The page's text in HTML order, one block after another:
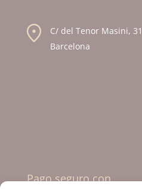
C/ del Tenor Masini,
Barcelona
Pago seguro con